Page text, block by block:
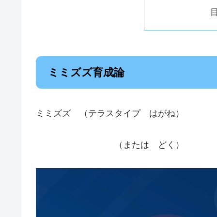
ミミズズ育成論
ミミズズ （テラスタイプ はがね）
（または どく）